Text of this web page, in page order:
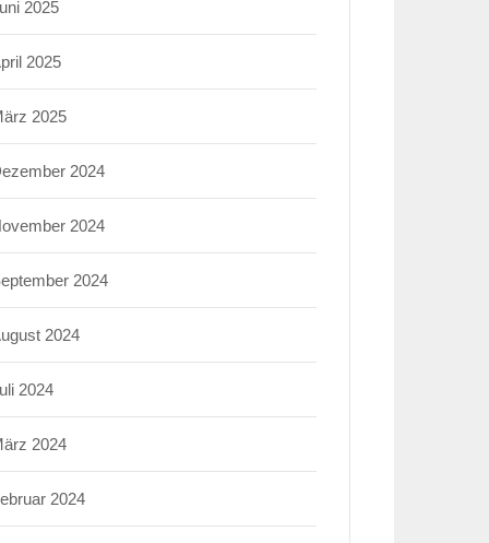
2025
2025
2025
2024
2024
2024
2024
2024
2024
2024